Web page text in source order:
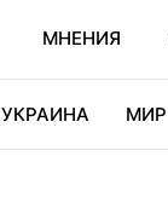
МНЕНИЯ
УКРАИНА МИР